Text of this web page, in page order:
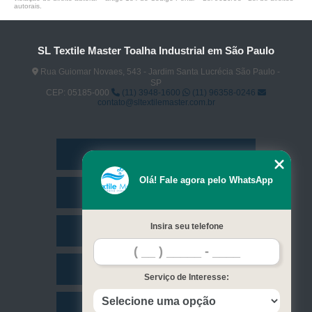
autorais
SL Textile Master Toalha Industrial em São Paulo
Rua Guiomar Novaes, 543 - Jardim Santa Lucrécia São Paulo -
SP
CEP: 05185-000
(11) 3948-1600
(11) 96358-0246
contato@sltextilemaster.com.br
Missão
Contato
Olá! Fale agora pelo WhatsApp
Insira seu telefone
Serviço de Interesse: